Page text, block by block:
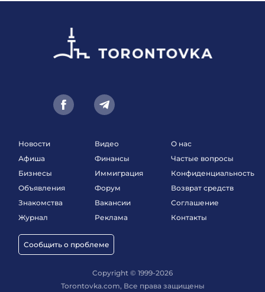
Новости
Афиша
Бизнесы
Объявления
Знакомства
Журнал
Сообщить о проблеме
Видео
Финансы
Иммиграция
Форум
Вакансии
Реклама
О нас
Частые вопросы
Конфиденциальность
Возврат средств
Соглашение
Контакты
Copyright © 1999-2026
Torontovka.com, Все права защищены